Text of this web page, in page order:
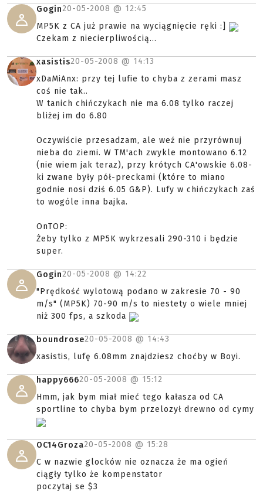
Gogin20-05-2008 @ 12:45
MP5K z CA już prawie na wyciągnięcie ręki :]
Czekam z niecierpliwością...
xasistis20-05-2008 @ 14:13
xDaMiAnx: przy tej lufie to chyba z zerami masz
coś nie tak..
W tanich chińczykach nie ma 6.08 tylko raczej
bliżej im do 6.80
Oczywiście przesadzam, ale weź nie przyrównuj
nieba do ziemi. W TM'ach zwykle montowano 6.12
(nie wiem jak teraz), przy krótych CA'owskie 6.08-
ki zwane były pół-preckami (które to miano
godnie nosi dziś 6.05 G&P). Lufy w chińczykach zaś
to wogóle inna bajka.
OnTOP:
Żeby tylko z MP5K wykrzesali 290-310 i będzie
super.
Gogin20-05-2008 @ 14:22
"Prędkość wylotową podano w zakresie 70 - 90
m/s" (MP5K) 70-90 m/s to niestety o wiele mniej
niż 300 fps, a szkoda
boundrose20-05-2008 @ 14:43
xasistis, lufę 6.08mm znajdziesz choćby w Boyi.
happy66620-05-2008 @ 15:12
Hmm, jak bym miał mieć tego kałasza od CA
sportline to chyba bym przelozył drewno od cymy
OC14Groza20-05-2008 @ 15:28
C w nazwie glocków nie oznacza że ma ogień
ciągły tylko że kompenstator
poczytaj se $3